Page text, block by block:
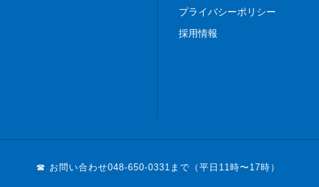
プライバシーポリシー
採用情報
☎ お問い合わせ048-650-0331まで（平日11時〜17時）